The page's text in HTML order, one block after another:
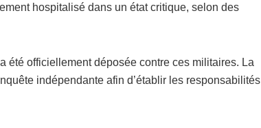
hospitalisé dans un état critique, selon des
été officiellement déposée contre ces militaires. La
indépendante afin d’établir les responsabilités